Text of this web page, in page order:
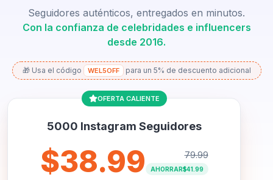
Seguidores auténticos, entregados en minutos.
Con la confianza de celebridades e influencers
desde 2016.
🎁 Usa el código WEL5OFF para un 5% de descuento adicional
OFERTA CALIENTE
5000 Instagram Seguidores
$38.99 79.99
AHORRAR$41.99